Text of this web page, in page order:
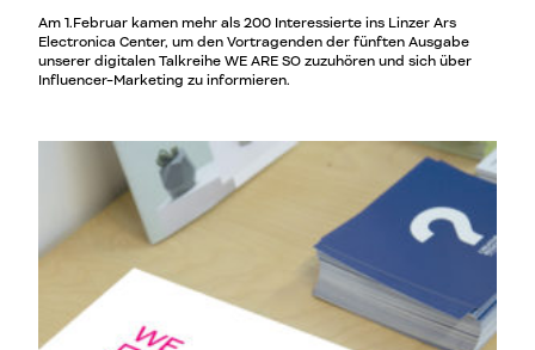
Am 1.Februar kamen mehr als 200 Interessierte ins Linzer Ars
Electronica Center, um den Vortragenden der fünften Ausgabe
unserer digitalen Talkreihe WE ARE SO zuzuhören und sich über
Influencer-Marketing zu informieren.